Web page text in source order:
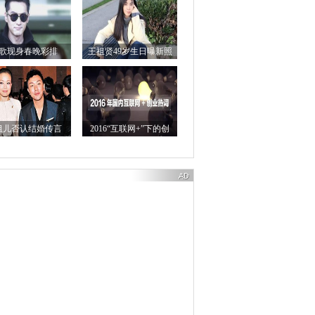
现身春晚彩排 王祖贤49岁生日曝新照
儿否认结婚传言
2016“互联网+”下的创